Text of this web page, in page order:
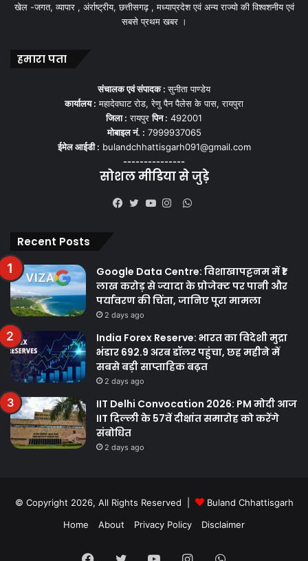
खेल -जगत, व्यापार , अंर्राष्ट्रीय, छत्तीसगढ़ , मध्याप्रदेश एवं अन्य राज्यो की विश्वशनीय एवं
सबसे प्रथम खबर ।
हमारा पता
संचालक एवं संपादक :सुनीता पाण्डेय
कार्यालय : महादेवघाट रोड, रेणु पैन पैलेस के पास, रायपुरा
जिला : रायपुरपिन : 492001
मोबाइल नं. : 7999937065
ईमेल आईडी : bulandchhattisgarh091@gmail.com
---------------
सोशल मीडिया से जुड़े
WhatsApp
Recent Posts
Google Data Centre: विशाखापट्टनम में ₹1
लाख करोड़ से ज्यादा के प्रोजेक्ट पर पानी और
पर्यावरण की चिंता, जानिए पूरा मामला
2 days ago
India Forex Reserve: भारत का विदेशी मुद्रा
भंडार 692.9 अरब डॉलर पहुंचा, छह महीने में
सबसे बड़ी साप्ताहिक बढ़त
2 days ago
IIT Delhi Convocation 2026: PM मोदी आज
IIT दिल्ली के 57वें दीक्षांत समारोह को करेंगे
संबोधित
2 days ago
© Copyright 2026, All Rights Reserved |
Buland Chhattisgarh
Home
About Privacy Policy Disclaimer